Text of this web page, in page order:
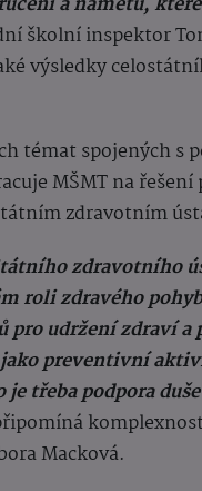
školní inspektor
výsledky
témat spojených s
MŠMT na
zdravotním
zdravotního
roli zdravého
pro udržení zdraví
preventivní
třeba podpora
Macková.